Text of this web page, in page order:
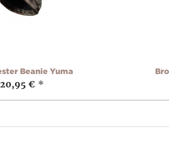
Beanie Yuma
20,95 € *